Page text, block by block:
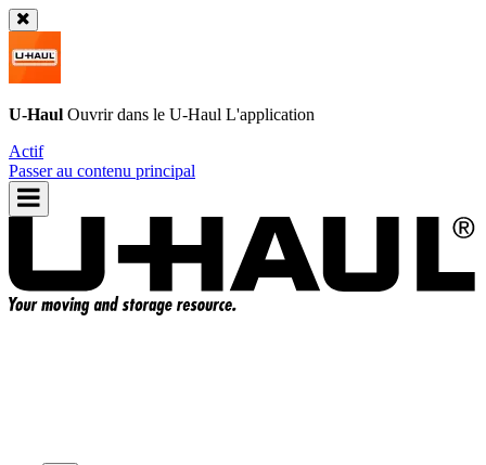
U-Haul Ouvrir dans le U-Haul L'application
Actif
Passer au contenu principal